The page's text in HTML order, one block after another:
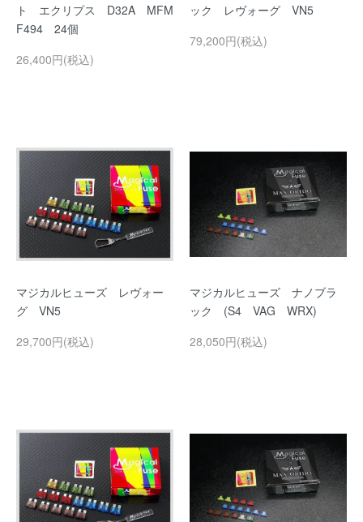
ト エクリプス D32A MFM
F494 24個
26,400円(税込)
ック レヴォーグ VN5
79,200円(税込)
マジカルヒューズ レヴォー
グ VN5
29,700円(税込)
マジカルヒューズ ナノブラ
ック (S4 VAG WRX)
28,050円(税込)